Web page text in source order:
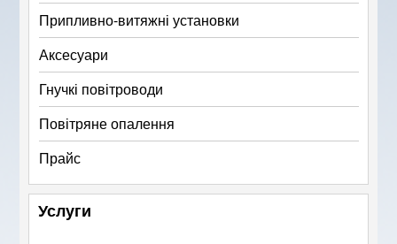
Припливно-витяжні установки
Аксесуари
Гнучкі повітроводи
Повітряне опалення
Прайс
Услуги